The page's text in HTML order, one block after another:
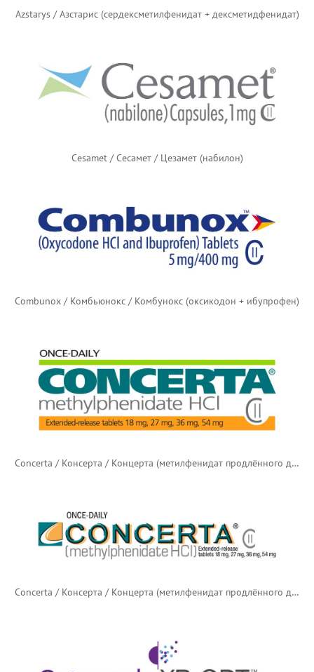
Azstarys / Азстарис (сердексметилфенидат + дексметидфенидат)
Cesamet / Сесамет / Цезамет (набилон)
Combunox / Комбьюнокс / Комбунокс (оксикодон + ибупрофен)
Concerta / Консерта / Концерта (метилфенидат продлённого действия) — новый логотип
Concerta / Консерта / Концерта (метилфенидат продлённого действия) — старый логотип